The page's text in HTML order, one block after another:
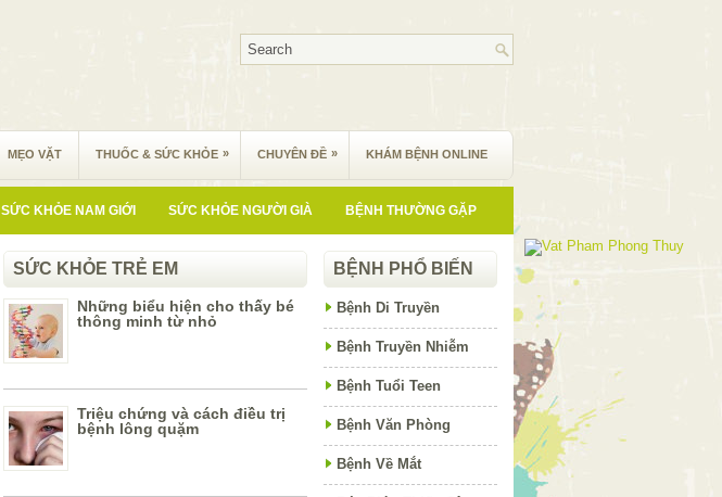
MẸO VẶT THUỐC & SỨC KHỎE » CHUYÊN ĐỀ » KHÁM BỆNH ONLINE
SỨC KHỎE NAM GIỚI SỨC KHỎE NGƯỜI GIÀ BỆNH THƯỜNG GẶP
SỨC KHỎE TRẺ EM
Những biểu hiện cho thấy bé
thông minh từ nhỏ
Triệu chứng và cách điều trị
bệnh lông quặm
BỆNH PHỔ BIẾN
Bệnh Di Truyền
Bệnh Truyền Nhiễm
Bệnh Tuổi Teen
Bệnh Văn Phòng
Bệnh Về Mắt